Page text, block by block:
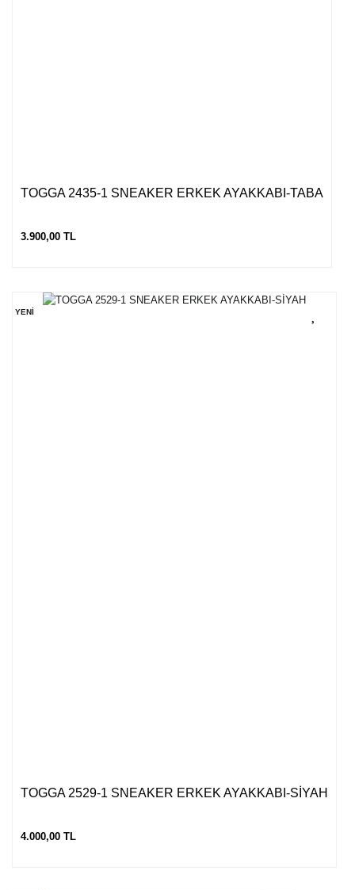
TOGGA 2435-1 SNEAKER ERKEK AYAKKABI-TABA
3.900,00 TL
YENİ
TOGGA 2529-1 SNEAKER ERKEK AYAKKABI-SİYAH
4.000,00 TL